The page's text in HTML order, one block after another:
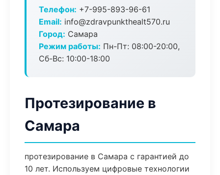
Телефон: +7-995-893-96-61
Email: info@zdravpunkthealt570.ru
Город: Самара
Режим работы: Пн-Пт: 08:00-20:00,
Сб-Вс: 10:00-18:00
Протезирование в
Самара
протезирование в Самара с гарантией до
10 лет. Используем цифровые технологии